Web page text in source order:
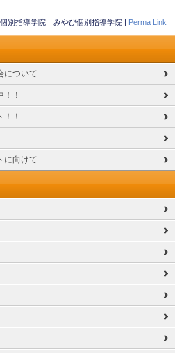
別指導学院 みやび個別指導学院 | Perma Link
について
！
！
に向けて